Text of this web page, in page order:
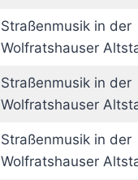
Straßenmusik in der
Wolfratshauser
Straßenmusik in der
Wolfratshauser
Straßenmusik in der
Wolfratshauser